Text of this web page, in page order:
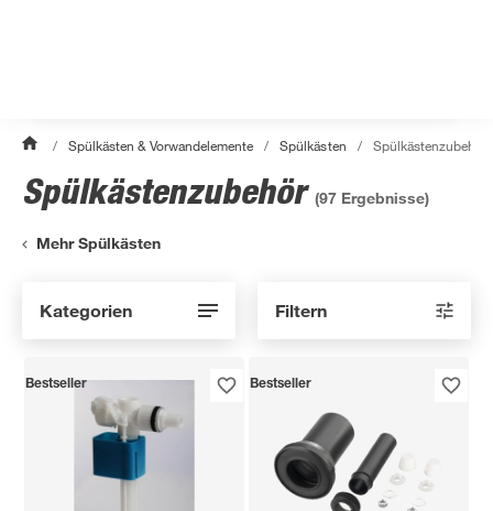
/ Spülkästen & Vorwandelemente / Spülkästen / Spülkästenzubehör
Spülkästenzubehör (97 Ergebnisse)
Mehr Spülkästen
Kategorien Filtern
Bestseller Bestseller